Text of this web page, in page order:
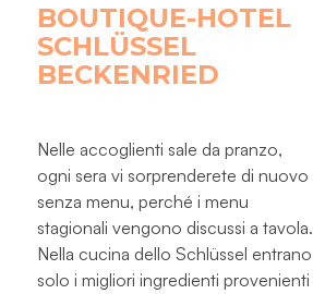
BOUTIQUE-HOTEL
SCHLÜSSEL
BECKENRIED
Nelle accoglienti sale da pranzo,
ogni sera vi sorprenderete di nuovo
senza menu, perché i menu
stagionali vengono discussi a tavola.
Nella cucina dello Schlüssel entrano
solo i migliori ingredienti provenienti